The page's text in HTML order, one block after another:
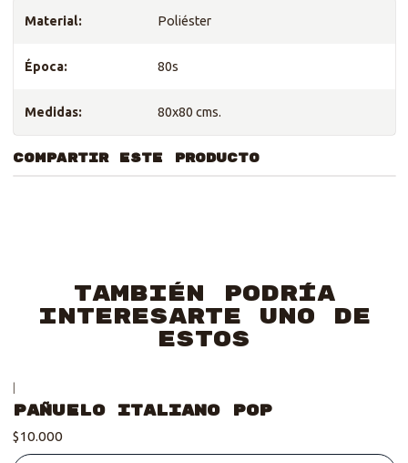
Material: Poliéster
Época: 80s
Medidas: 80x80 cms.
COMPARTIR ESTE PRODUCTO
También podría
interesarte uno de
estos
Se vendió :'(
Pañuelo Italiano Pop
$10.000